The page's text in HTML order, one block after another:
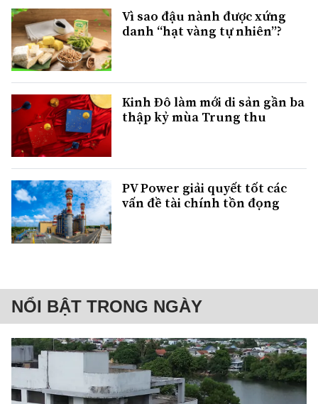
Vì sao đậu nành được xứng
danh “hạt vàng tự nhiên”?
Kinh Đô làm mới di sản gần ba
thập kỷ mùa Trung thu
PV Power giải quyết tốt các
vấn đề tài chính tồn đọng
NỔI BẬT TRONG NGÀY